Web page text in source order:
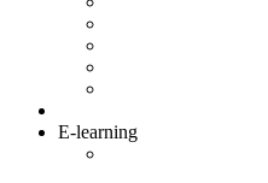
E-learning